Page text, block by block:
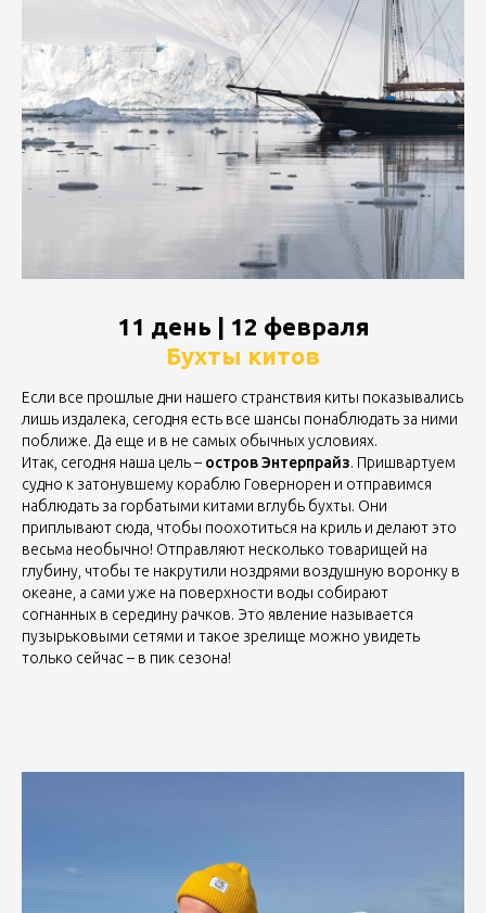
11 день | 12 февраля
Бухты китов
Если все прошлые дни нашего странствия киты показывались
лишь издалека, сегодня есть все шансы понаблюдать за ними
поближе. Да еще и в не самых обычных условиях.
Итак, сегодня наша цель – остров Энтерпрайз. Пришвартуем
судно к затонувшему кораблю Говернорен и отправимся
наблюдать за горбатыми китами вглубь бухты. Они
приплывают сюда, чтобы поохотиться на криль и делают это
весьма необычно! Отправляют несколько товарищей на
глубину, чтобы те накрутили ноздрями воздушную воронку в
океане, а сами уже на поверхности воды собирают
согнанных в середину рачков. Это явление называется
пузырьковыми сетями и такое зрелище можно увидеть
только сейчас – в пик сезона!